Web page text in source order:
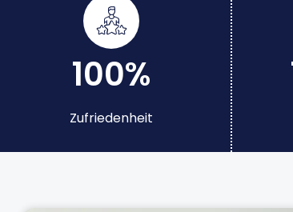
100%
Zufriedenheit